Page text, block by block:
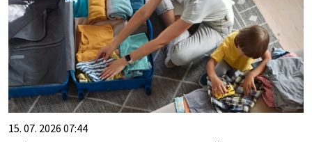
15. 07. 2026 07:44